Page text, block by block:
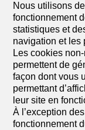
Nous utilisons
fonctionnement
statistiques et
navigation et les
Les cookies
permettent de
façon dont vous
permettant
leur site en
À l’exception
fonctionnement